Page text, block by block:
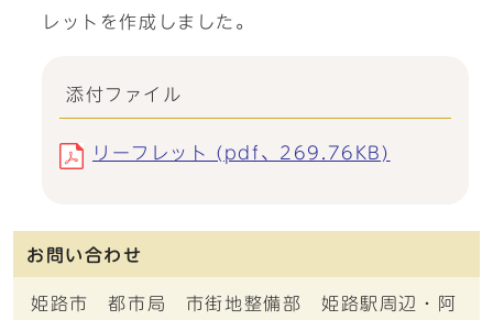
レットを作成しました。
添付ファイル
リーフレット (pdf、269.76KB)
お問い合わせ
姫路市 都市局 市街地整備部 姫路駅周辺・阿